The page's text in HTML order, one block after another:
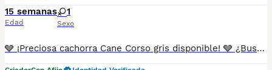
15 semanas
Edad
1
Sexo
🩶 ¡Preciosa cachorra Cane Corso gris disponible! 🩶 ¿Buscas una compañera fiel, elegante y con un excelente pedigrí? ¡Esta preciosa cachorra de Cane Corso está esperando encontrar una familia que la quiera para toda la vida! ✨ Carácter: alegre, activa, muy cariñosa y con un gran equilibrio. Perfecta tanto para la familia como para quienes buscan un ejemplar de gran calidad. 🐾 La cachorra está completamente lista para ir a su nuevo hogar y se entrega con toda la documentación al día: ✅ Pedigrí ✅ LOE ✅ Microchip ✅ Pasaporte veterinario europeo ✅ Vacunas correspondientes a su edad ✅ Desparasitaciones al día ✅ Certificado veterinario de buena salud Criada con dedicación, socialización y mucho cariño para garantizar un desarrollo sano y equilibrado. 📍 Nos encontramos en Alicante. 📲 Para más información, fotos o vídeos, escríbenos por WhatsApp: 34 607 26 87 12 ¡No pierdas la oportunidad de llevarte a casa una espectacular Cane Corso gris de excelente calidad!